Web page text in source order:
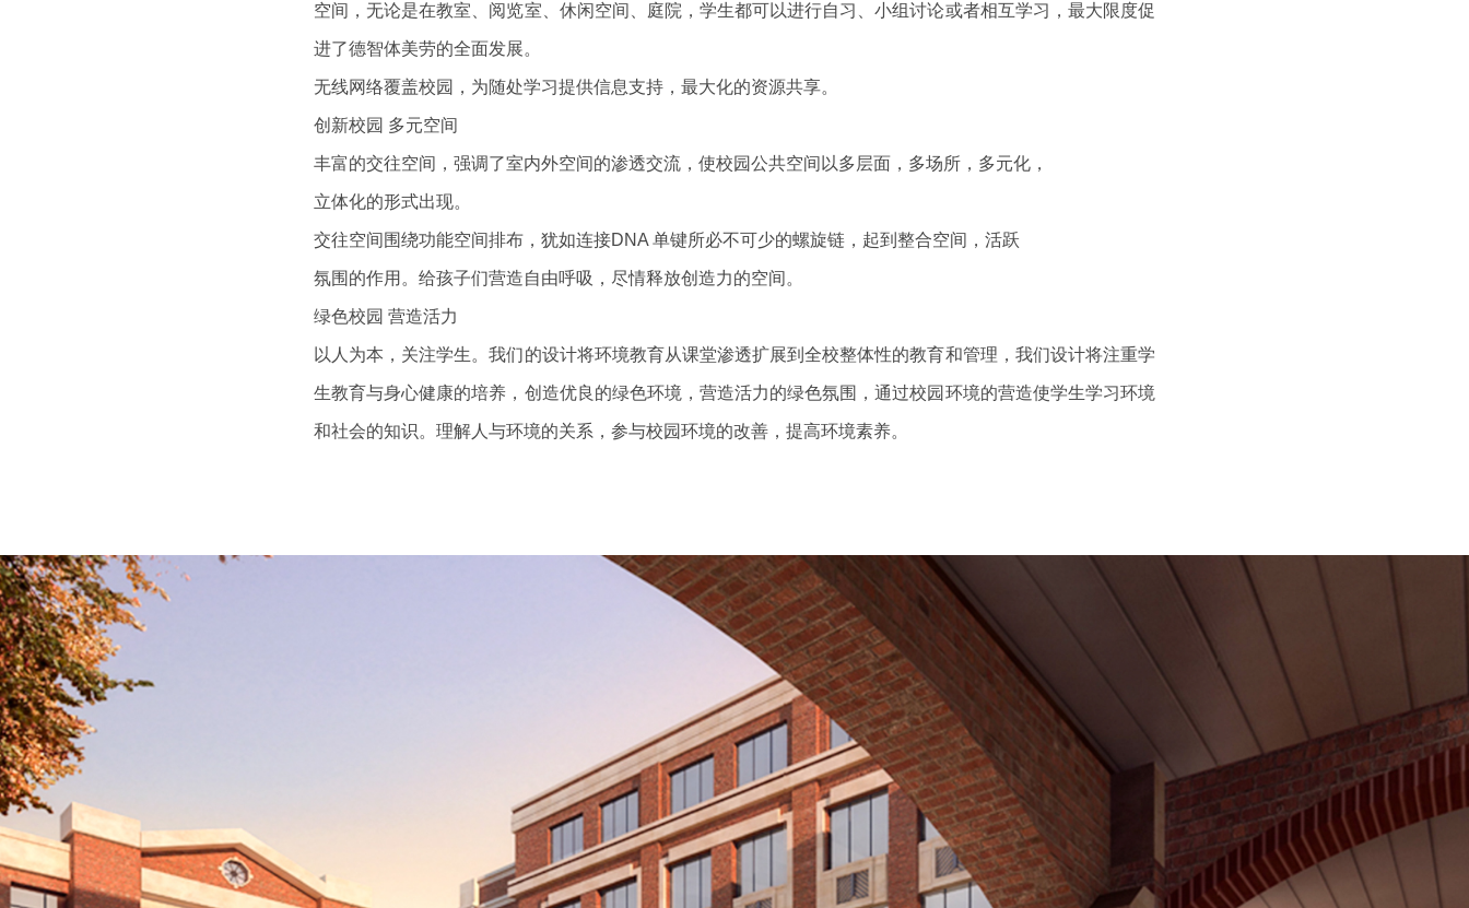
空间，无论是在教室、阅览室、休闲空间、庭院，学生都可以进行自习、小组讨论或者相互学习，最大限度促
进了德智体美劳的全面发展。
无线网络覆盖校园，为随处学习提供信息支持，最大化的资源共享。
创新校园 多元空间
丰富的交往空间，强调了室内外空间的渗透交流，使校园公共空间以多层面，多场所，多元化，
立体化的形式出现。
交往空间围绕功能空间排布，犹如连接DNA 单键所必不可少的螺旋链，起到整合空间，活跃
氛围的作用。给孩子们营造自由呼吸，尽情释放创造力的空间。
绿色校园 营造活力
以人为本，关注学生。我们的设计将环境教育从课堂渗透扩展到全校整体性的教育和管理，我们设计将注重学
生教育与身心健康的培养，创造优良的绿色环境，营造活力的绿色氛围，通过校园环境的营造使学生学习环境
和社会的知识。理解人与环境的关系，参与校园环境的改善，提高环境素养。